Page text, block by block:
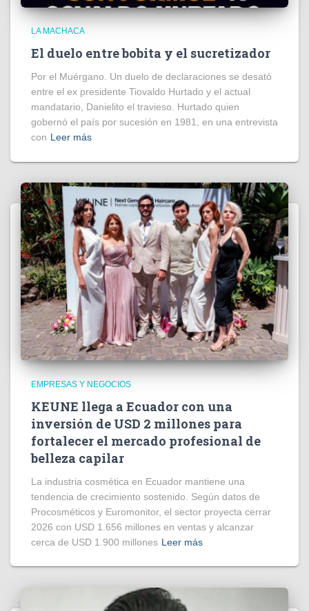
LA MACHACA
El duelo entre bobita y el sucretizador
Por el Muérgano. Un duelo de declaraciones se desató
entre el ex presidente Tiovaldo Hurtado y el actual
mandatario, Danielito el travieso. Hurtado quien
gobernó el país por sucesión en 1981, en una entrevista
con Leer más
EMPRESAS Y NEGOCIOS
KEUNE llega a Ecuador con una
inversión de USD 2 millones para
fortalecer el mercado profesional de
belleza capilar
La industria cosmética en Ecuador mantiene una
tendencia de crecimiento sostenido. Según datos de
Procosméticos y Euromonitor, el sector proyecta cerrar
2026 con USD 1.656 millones en ventas y alcanzar
cerca de USD 1.900 millones Leer más